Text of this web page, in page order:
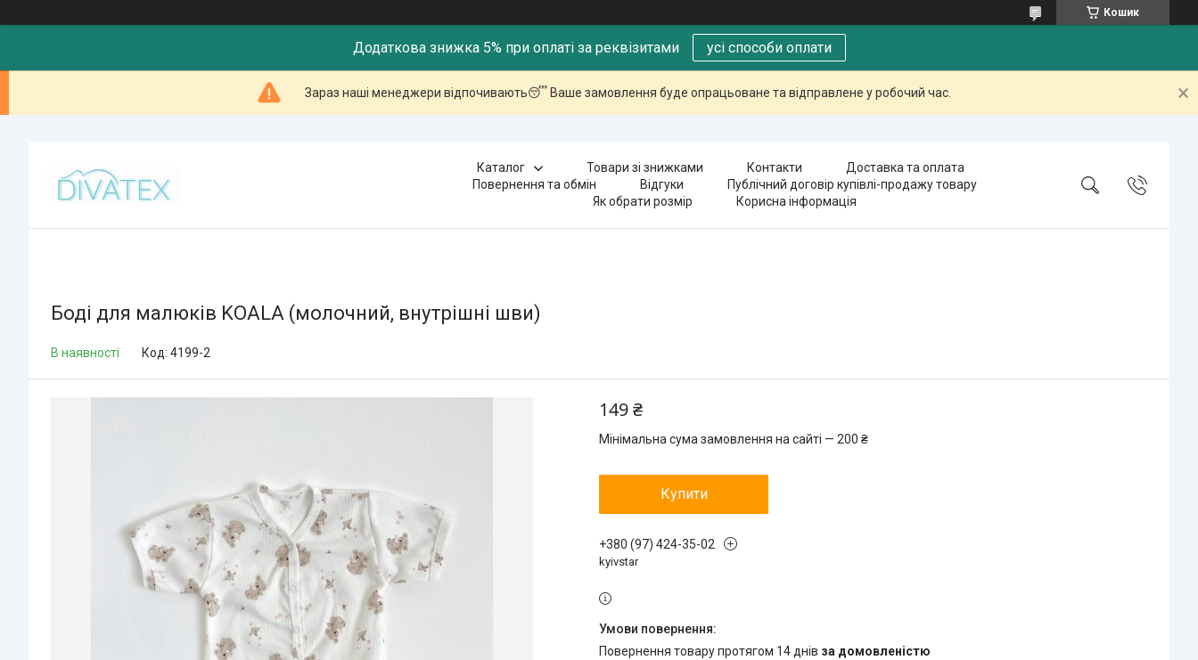
Кошик
Додаткова знижка 5% при оплаті за реквізитами усі способи оплати
Зараз наші менеджери відпочивають😴 Ваше замовлення буде опрацьоване та відправлене у робочий час.
Каталог Товари зі знижками Контакти
Доставка та оплата
Повернення та обмін
Відгуки
Публічний договір купівлі-продажу товару
Як обрати розмір
Корисна інформація
Боді для малюків KOALA (молочний, внутрішні шви)
В наявності Код: 4199-2
149 ₴
Мінімальна сума замовлення на сайті — 200 ₴
Купити
+380 (97) 424-35-02
kyivstar
повернення товару протягом 14 днів за домовленістю